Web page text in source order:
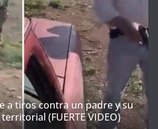
a tiros contra un padre y su
(FUERTE VIDEO)